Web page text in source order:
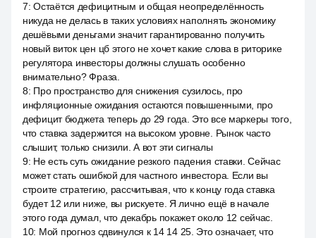
7:Остаётся дефицитным и общая неопределённость
никуда не делась в таких условиях наполнять экономику
дешёвыми деньгами значит гарантированно получить
новый виток цен цб этого не хочет какие слова в риторике
регулятора инвесторы должны слушать особенно
внимательно? Фраза.
8: Про пространство для снижения сузилось, про
инфляционные ожидания остаются повышенными, про
дефицит бюджета теперь до 29 года. Это все маркеры того,
что ставка задержится на высоком уровне. Рынок часто
слышит, только снизили. А вот эти сигналы
9: Не есть суть ожидание резкого падения ставки. Сейчас
может стать ошибкой для частного инвестора. Если вы
строите стратегию, рассчитывая, что к концу года ставка
будет 12 или ниже, вы рискуете. Я лично ещё в начале
этого года думал, что декабрь покажет около 12 сейчас.
10: Мой прогноз сдвинулся к 14 14 25. Это означает, что